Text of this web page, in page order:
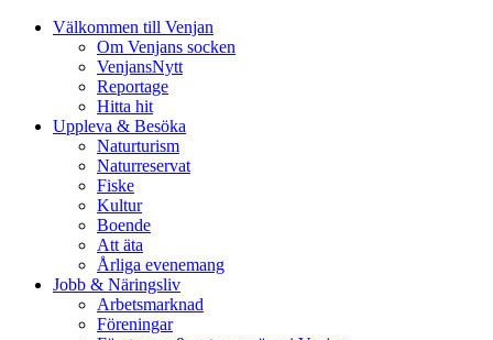
Välkommen till Venjan
Om Venjans socken
VenjansNytt
Reportage
Hitta hit
Uppleva & Besöka
Naturturism
Naturreservat
Fiske
Kultur
Boende
Att äta
Årliga evenemang
Jobb & Näringsliv
Arbetsmarknad
Föreningar